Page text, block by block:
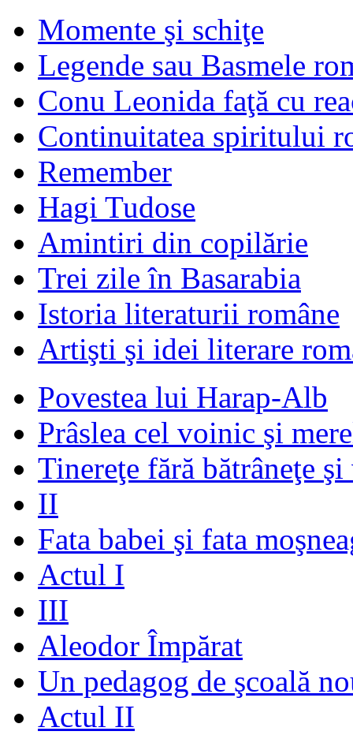
Momente şi schiţe
Legende sau Basmele
Conu Leonida faţă cu
Continuitatea spiritului
Remember
Hagi Tudose
Amintiri din copilărie
Trei zile în Basarabia
Istoria literaturii române
Artişti şi idei literare
Povestea lui Harap-Alb
Prâslea cel voinic şi
Tinereţe fără bătrâneţe
II
Fata babei şi fata
Actul I
III
Aleodor Împărat
Un pedagog de şcoală
Actul II